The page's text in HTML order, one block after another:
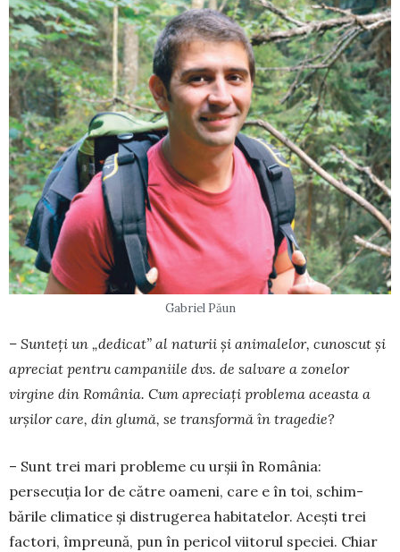
Gabriel Păun
– Sunteți un „dedicat” al naturii și animalelor, cunoscut și
apreciat pentru campaniile dvs. de salvare a zonelor
virgine din România. Cum apre­ciați problema aceasta a
urșilor care, din glumă, se transformă în tragedie?
– Sunt trei mari probleme cu urșii în România:
persecuția lor de către oameni, care e în toi, schim­
bările climatice și distrugerea habitatelor. Acești trei
factori, împreună, pun în pericol viitorul spe­ciei. Chiar